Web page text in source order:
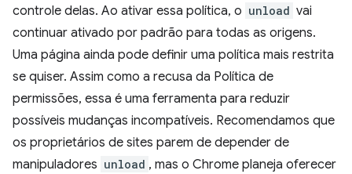
controle delas. Ao ativar essa política, o unload vai
continuar ativado por padrão para todas as origens.
Uma página ainda pode definir uma política mais restrita
se quiser. Assim como a recusa da Política de
permissões, essa é uma ferramenta para reduzir
possíveis mudanças incompatíveis. Recomendamos que
os proprietários de sites parem de depender de
manipuladores unload , mas o Chrome planeja oferecer